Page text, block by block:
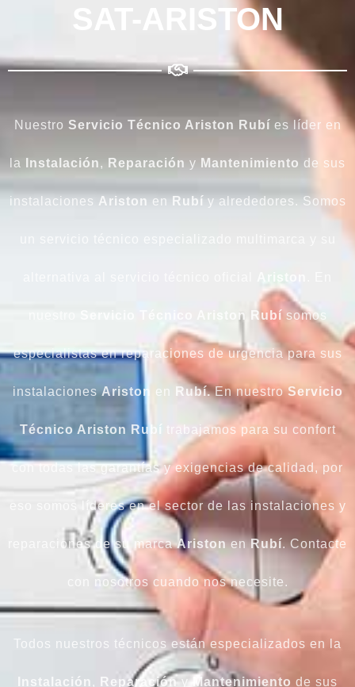
SAT-ARISTON
Nuestro Servicio Técnico Ariston Rubí es líder en
la Instalación, Reparación y Mantenimiento de sus
instalaciones Ariston en Rubí y alrededores. Somos
Servicio Técnico Ariston Rubí somos
especialistas en reparaciones de urgencia para sus
instalacionesAriston en Rubí.En nuestroServicio
Técnico Ariston Rubí trabajamos para su confort
con todas las garantías y exigencias de calidad, por
eso somos líderes en el sector de las instalaciones y
reparaciones de su marcaAristonenRubí. Contacte
con nosotros cuando nos necesite.
Todos nuestros técnicos están especializados en la
Instalación , Reparación y Mantenimiento de sus